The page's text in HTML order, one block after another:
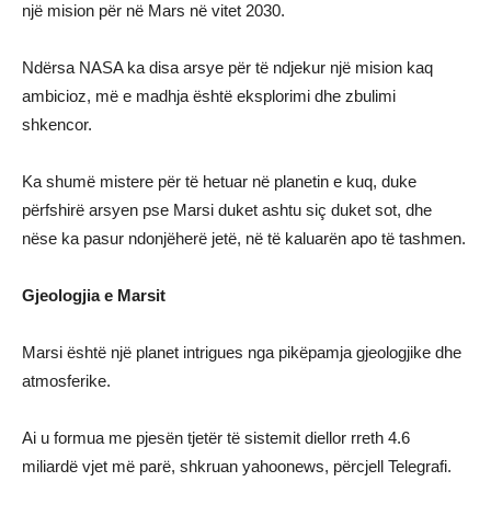
një mision për në Mars në vitet 2030.
Ndërsa NASA ka disa arsye për të ndjekur një mision kaq
ambicioz, më e madhja është eksplorimi dhe zbulimi
shkencor.
Ka shumë mistere për të hetuar në planetin e kuq, duke
përfshirë arsyen pse Marsi duket ashtu siç duket sot, dhe
nëse ka pasur ndonjëherë jetë, në të kaluarën apo të tashmen.
Gjeologjia e Marsit
Marsi është një planet intrigues nga pikëpamja gjeologjike dhe
atmosferike.
Ai u formua me pjesën tjetër të sistemit diellor rreth 4.6
miliardë vjet më parë, shkruan yahoonews, përcjell Telegrafi.